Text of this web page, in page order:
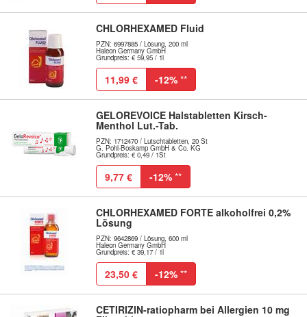
CHLORHEXAMED Fluid
PZN: 6997885 / Lösung, 200 ml
Haleon Germany GmbH
Grundpreis: € 59,95 / 1l
11,99 € -12% **
GELOREVOICE Halstabletten Kirsch-
Menthol Lut.-Tab.
PZN: 1712470 / Lutschtabletten, 20 St
G. Pohl-Boskamp GmbH & Co. KG
Grundpreis: € 0,49 / 1St
9,77 € -12% **
CHLORHEXAMED FORTE alkoholfrei 0,2%
Lösung
PZN: 9642869 / Lösung, 600 ml
Haleon Germany GmbH
Grundpreis: € 39,17 / 1l
23,50 € -12% **
CETIRIZIN-ratiopharm bei Allergien 10 mg